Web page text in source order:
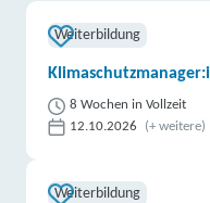
Weiterbildung
8 Wochen in Vollzeit
12.10.2026
(+ weitere)
Weiterbildung